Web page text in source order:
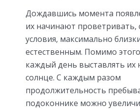
Дождавшись момента
их начинают проветривать,
условия, максимально
естественным. Помимо
каждый день выставлять их
солнце. С каждым разом
продолжительность
подоконнике можно